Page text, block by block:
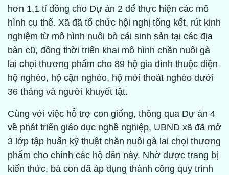
hơn 1,1 tỉ đồng cho Dự án 2 để thực hiện các mô
hình cụ thể. Xã đã tổ chức hội nghị tổng kết, rút kinh
nghiệm từ mô hình nuôi bò cái sinh sản tại các địa
bàn cũ, đồng thời triển khai mô hình chăn nuôi gà
lai chọi thương phẩm cho 89 hộ gia đình thuộc diện
hộ nghèo, hộ cận nghèo, hộ mới thoát nghèo dưới
36 tháng và người khuyết tật.
Cùng với việc hỗ trợ con giống, thông qua Dự án 4
về phát triển giáo dục nghề nghiệp, UBND xã đã mở
3 lớp tập huấn kỹ thuật chăn nuôi gà lai chọi thương
phẩm cho chính các hộ dân này. Nhờ được trang bị
kiến thức, bà con đã áp dụng thành công quy trình